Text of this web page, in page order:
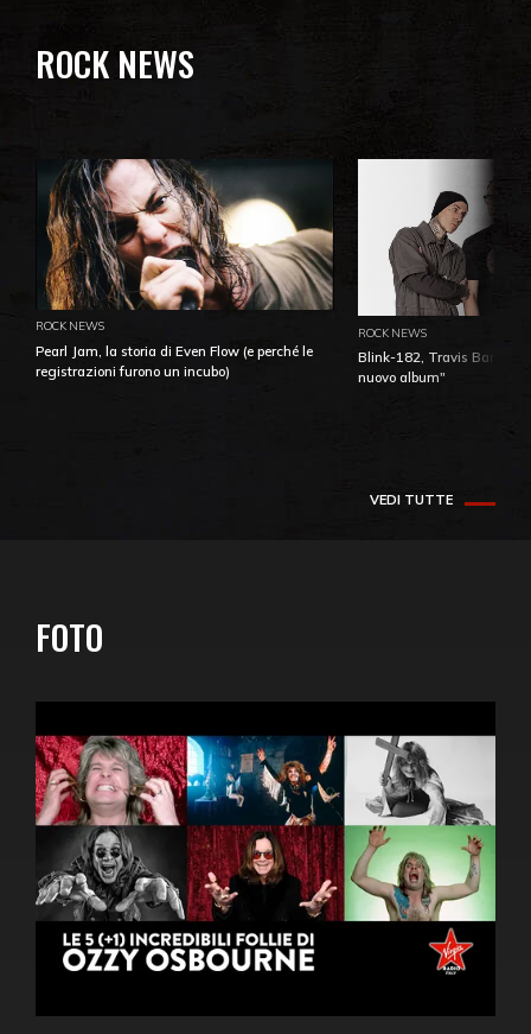
ROCK NEWS
ROCK NEWS
Pearl Jam, la storia di Even Flow (e perché le
registrazioni furono un incubo)
ROCK NEWS
Blink-182, Travis Barker:
nuovo album"
VEDI TUTTE
FOTO